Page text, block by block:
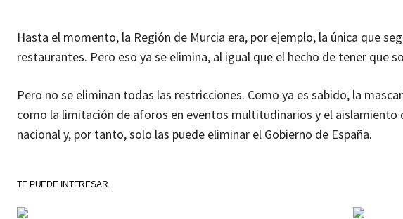
Hasta el momento, la Región de Murcia era, por ejemplo, la única que
restaurantes. Pero eso ya se elimina, al igual que el hecho de tener que
Pero no se eliminan todas las restricciones. Como ya es sabido, la
como la limitación de aforos en eventos multitudinarios y el aislamiento
nacional y, por tanto, solo las puede eliminar el Gobierno de España.
TE PUEDE INTERESAR